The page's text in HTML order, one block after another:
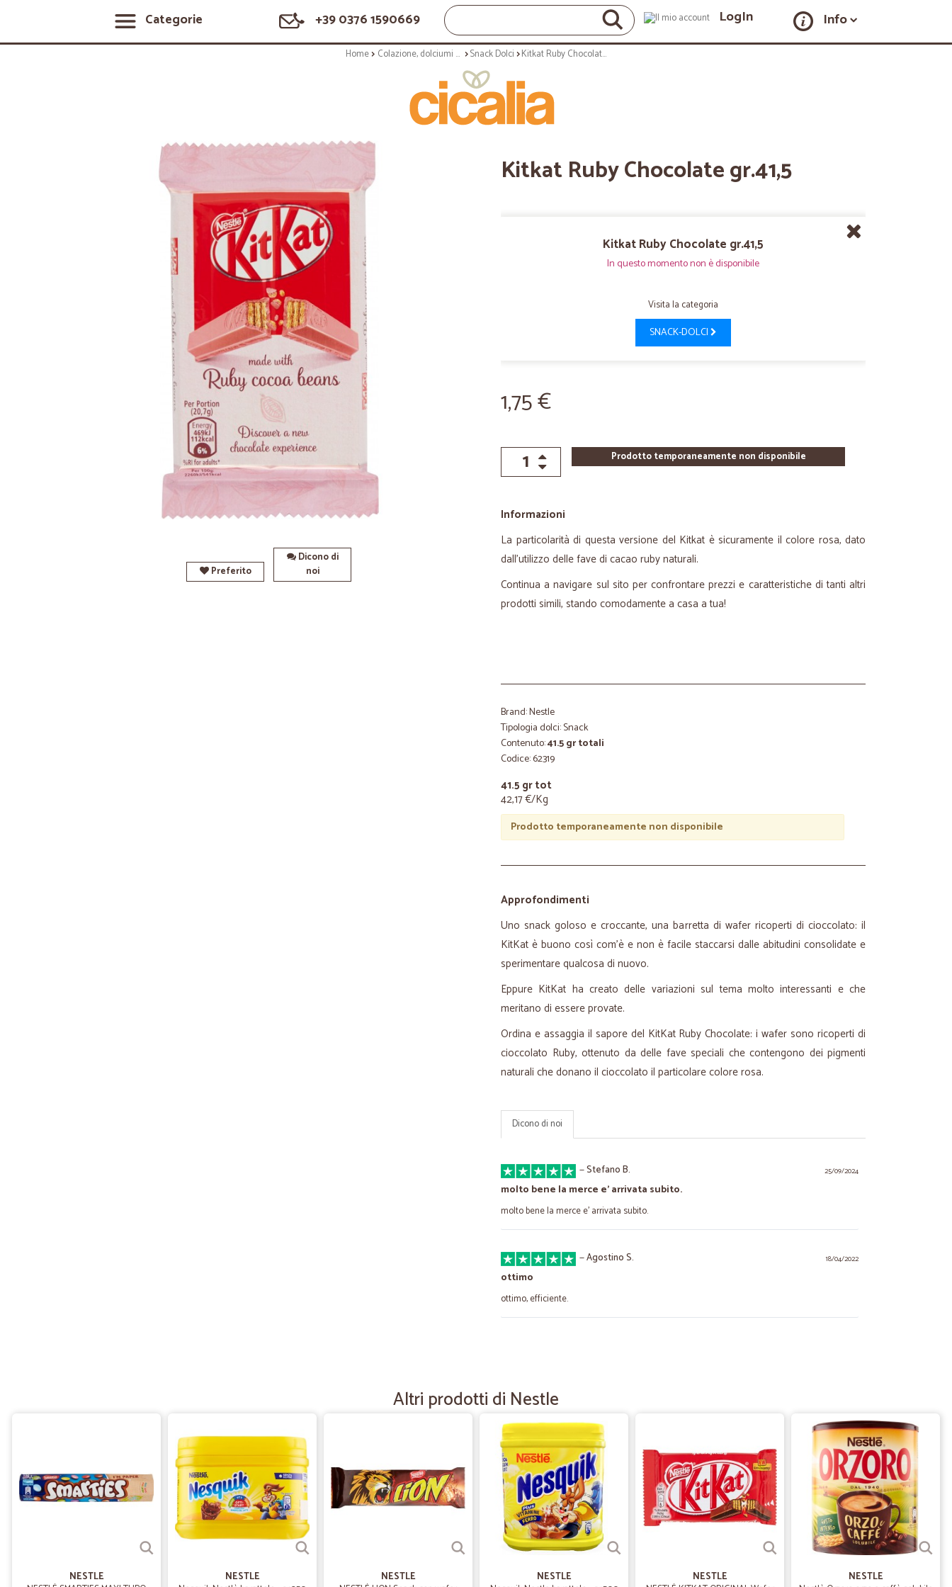
Categorie +39 0376 1590669 LogIn Info
Home Colazione, dolciumi e snack Snack Dolci Kitkat Ruby Chocolate gr.41,5
Preferito
Dicono di
noi
Kitkat Ruby Chocolate gr.41,5
Kitkat Ruby Chocolate gr.41,5
In questo momento non è disponibile
Visita la categoria
SNACK-DOLCI
1,75 €
Prodotto temporaneamente non disponibile
Informazioni
La particolarità di questa versione del Kitkat è sicuramente il colore rosa, dato
dall'utilizzo delle fave di cacao ruby naturali.
Continua a navigare sul sito per confrontare prezzi e caratteristiche di tanti altri
prodotti simili, stando comodamente a casa a tua!
Brand: Nestle
Tipologia dolci: Snack
Contenuto:41.5 gr totali
Codice: 62319
41.5 gr tot
42,17 €/Kg
Prodotto temporaneamente non disponibile
Approfondimenti
Uno snack goloso e croccante, una barretta di wafer ricoperti di cioccolato: il
KitKat è buono così com'è e non è facile staccarsi dalle abitudini consolidate e
sperimentare qualcosa di nuovo.
Eppure KitKat ha creato delle variazioni sul tema molto interessanti e che
meritano di essere provate.
Ordina e assaggia il sapore del KitKat Ruby Chocolate: i wafer sono ricoperti di
cioccolato Ruby, ottenuto da delle fave speciali che contengono dei pigmenti
naturali che donano il cioccolato il particolare colore rosa.
Dicono di noi
25/09/2024
—Stefano B.
molto bene la merce e' arrivata subito.
molto bene la merce e' arrivata subito.
18/04/2022
—Agostino S.
ottimo
ottimo, efficiente.
29/12/2020
Davide P.
Hanno tutto dai casalinghi agli…
Hanno tutto dai casalinghi agli alimentari. Sono rimasto soddisfatto dalla pasta fresca (
gnocchi e tortellini ) che ordino spesso, meno dagli affettati freschi.
30/09/2020
—Marilena M.
Non mi ero mai rivolta a Cicalia per…
Non mi ero mai rivolta a Cicalia per fare acquisti. Poi non trovando un prodotto, l’ho
Altri prodotti di Nestle
NESTLE
NESTLE
NESTLE
NESTLE
NESTLE
NESTLE